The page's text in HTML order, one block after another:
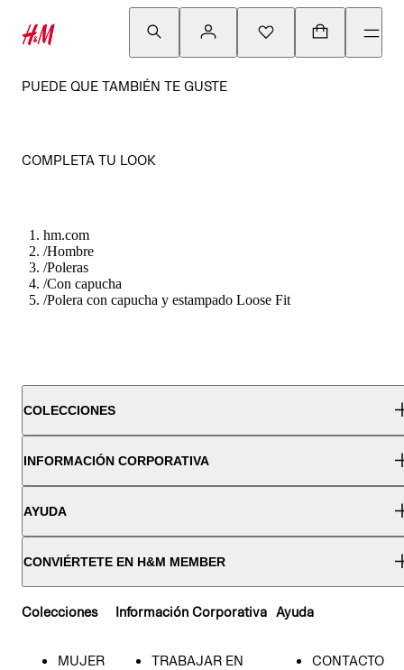
PUEDE QUE TAMBIÉN TE GUSTE
COMPLETA TU LOOK
hm.com
/Hombre
/Poleras
/Con capucha
/Polera con capucha y estampado Loose Fit
COLECCIONES
INFORMACIÓN CORPORATIVA
AYUDA
CONVIÉRTETE EN H&M MEMBER
Colecciones
MUJER
Información Corporativa
TRABAJAR EN
Ayuda
CONTACTO